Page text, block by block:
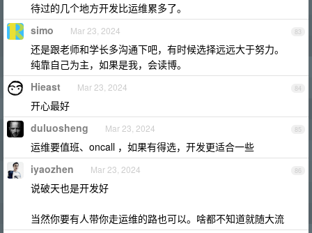
待过的几个地方开发比运维累多了。
83
simo Mar 23, 2024
还是跟老师和学长多沟通下吧，有时候选择远远大于努力。
纯靠自己为主，如果是我，会读博。
84
Hieast Mar 23, 2024
开心最好
85
duluosheng Mar 23, 2024
运维要值班、oncall ，如果有得选，开发更适合一些
86
iyaozhen Mar 23, 2024
说破天也是开发好
当然你要有人带你走运维的路也可以。啥都不知道就随大流